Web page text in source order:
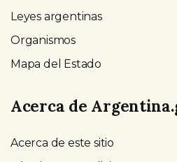
Leyes argentinas
Organismos
Mapa del Estado
Acerca de
Acerca de este sitio